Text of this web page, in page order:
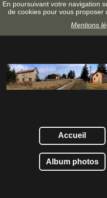
En poursuivant votre navigation
de cookies pour vous proposer
Mentions
Accueil
Album photos